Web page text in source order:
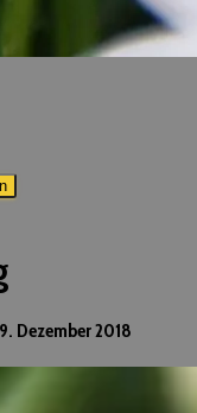
Dezember 2018